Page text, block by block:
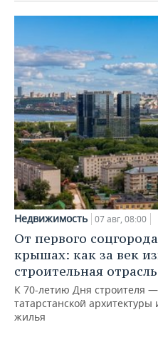
Недвижимость 07 авг, 08:00
От первого
крышах: как за век
строительная
К 70-летию Дня строителя
татарстанской
жилья